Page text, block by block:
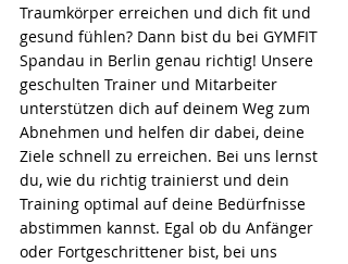
Traumkörper erreichen und dich fit und
gesund fühlen? Dann bist du bei GYMFIT
Spandau in Berlin genau richtig! Unsere
geschulten Trainer und Mitarbeiter
unterstützen dich auf deinem Weg zum
Abnehmen und helfen dir dabei, deine
Ziele schnell zu erreichen. Bei uns lernst
du, wie du richtig trainierst und dein
Training optimal auf deine Bedürfnisse
abstimmen kannst. Egal ob du Anfänger
oder Fortgeschrittener bist, bei uns